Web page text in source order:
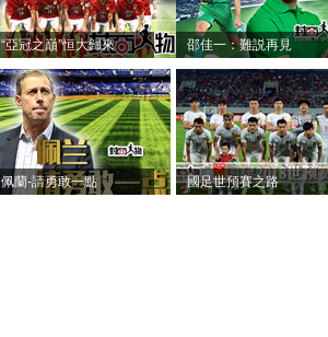
“亞冠之巔”恒大歸來 邵佳一：難説再見
佩蘭-請勇敢一點 國足世預賽之路